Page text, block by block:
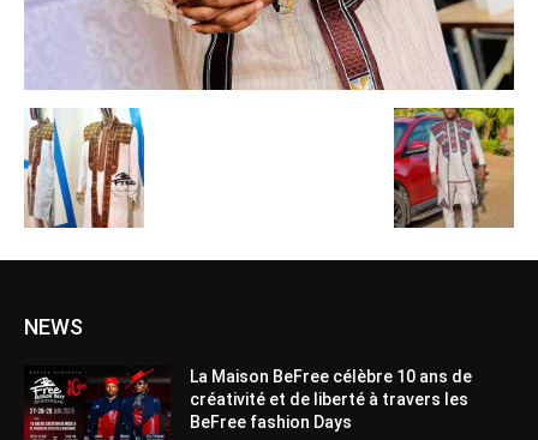
NEWS
La Maison BeFree célèbre 10 ans de
créativité et de liberté à travers les
BeFree fashion Days